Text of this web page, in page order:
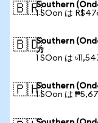
🇧🇷Southern
1 SOon は
🇧🇩Southern
カ
1 SOon は
🇵🇭Southern
1 SOon は